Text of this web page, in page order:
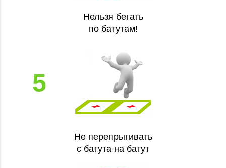
Нельзя бегать
по батутам!
5
Не перепрыгивать
с батута на батут